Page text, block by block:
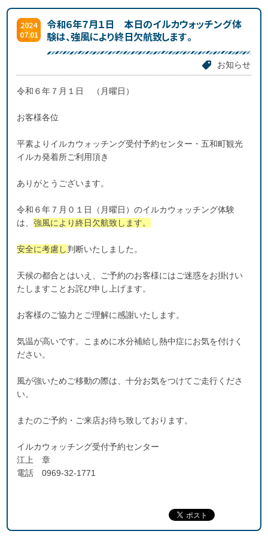
2024
07.01
令和６年７月１日 本日のイルカウォッチング体
験は、強風により終日欠航致します。
お知らせ
令和６年７月１日 （月曜日）
お客様各位
平素よりイルカウォッチング受付予約センター・五和町観光
イルカ発着所ご利用頂き
ありがとうございます。
令和６年７月０１日（月曜日）のイルカウォッチング体験
は、強風により終日欠航致します。
安全に考慮し判断いたしました。
天候の都合とはいえ、ご予約のお客様にはご迷惑をお掛けい
たしますことお詫び申し上げます。
お客様のご協力とご理解に感謝いたします。
気温が高いです。こまめに水分補給し熱中症にお気を付けく
ださい。
風が強いためご移動の際は、十分お気をつけてご走行くださ
い。
またのご予約・ご来店お待ち致しております。
イルカウォッチング受付予約センター
江上 章
電話 0969-32-1771